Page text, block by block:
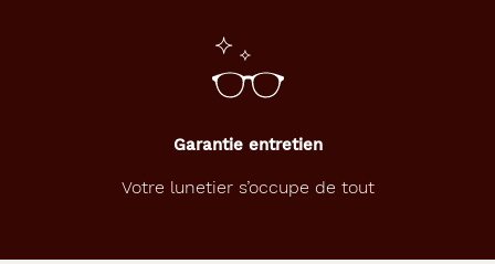
Garantie entretien
Votre lunetier s’occupe de tout